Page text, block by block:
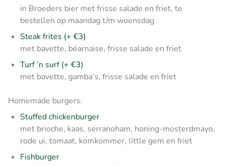
in Broeders bier met frisse salade en friet, te
bestellen op maandag t/m woensdag
Steak frites (+ €3)
met bavette, béarnaise, frisse salade en friet
Turf ’n surf (+ €3)
met bavette, gamba’s, frisse salade en friet
Homemade burgers:
Stuffed chickenburger
met brioche, kaas, serranoham, honing-mosterdmayo,
rode ui, tomaat, komkommer, little gem en friet
Fishburger